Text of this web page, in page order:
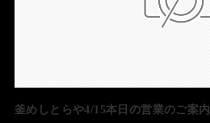
釜めしとらや4/15本日の営業のご案内